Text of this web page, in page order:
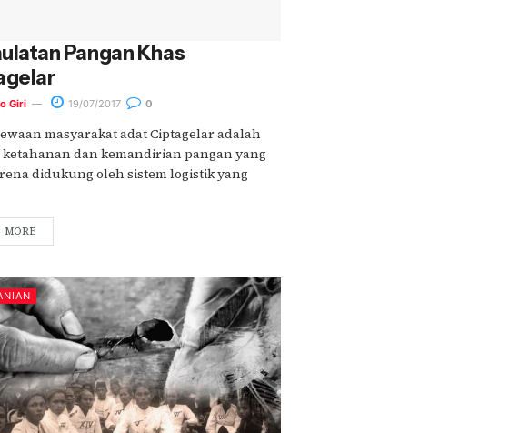
Pangan Khas
Giri 19/07/2017 0
masyarakat adat Ciptagelar adalah
ketahanan dan kemandirian pangan yang
didukung oleh sistem logistik yang
MORE